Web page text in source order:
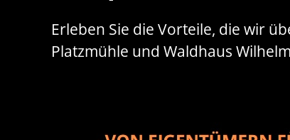
Erleben Sie die Vorteile, die wir
Platzmühle und Waldhaus